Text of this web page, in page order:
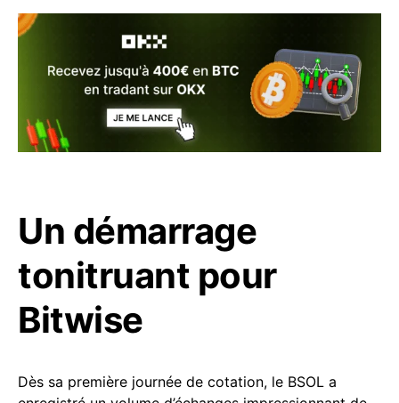
Un démarrage
tonitruant pour
Bitwise
Dès sa première journée de cotation, le BSOL a